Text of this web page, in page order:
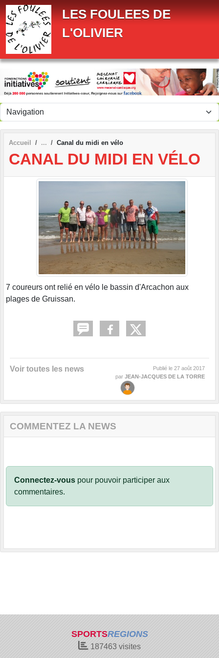
LES FOULEES DE
L'OLIVIER
Accueil Canal du midi en vélo
CANAL DU MIDI EN VÉLO
7 coureurs ont relié en vélo le bassin d'Arcachon aux
plages de Gruissan.
Voir toutes les news Publié le 27 août 2017
par JEAN-JACQUES DE LA TORRE
COMMENTEZ LA NEWS
Connectez-vous pour pouvoir participer aux
commentaires.
SPORTSREGIONS
187463 visites
Panneau de gestion des cookies